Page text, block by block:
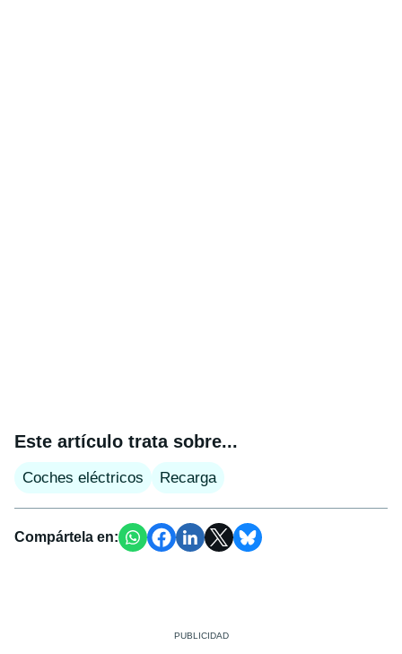
Este artículo trata sobre...
Coches eléctricos Recarga
Compártela en: